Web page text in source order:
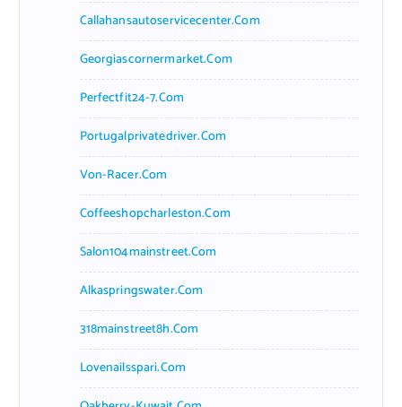
Callahansautoservicecenter.com
Georgiascornermarket.com
Perfectfit24-7.com
Portugalprivatedriver.com
Von-Racer.com
Coffeeshopcharleston.com
Salon104mainstreet.com
Alkaspringswater.com
318mainstreet8h.com
Lovenailsspari.com